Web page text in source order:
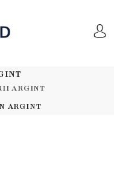
ARGINT
ARGINT